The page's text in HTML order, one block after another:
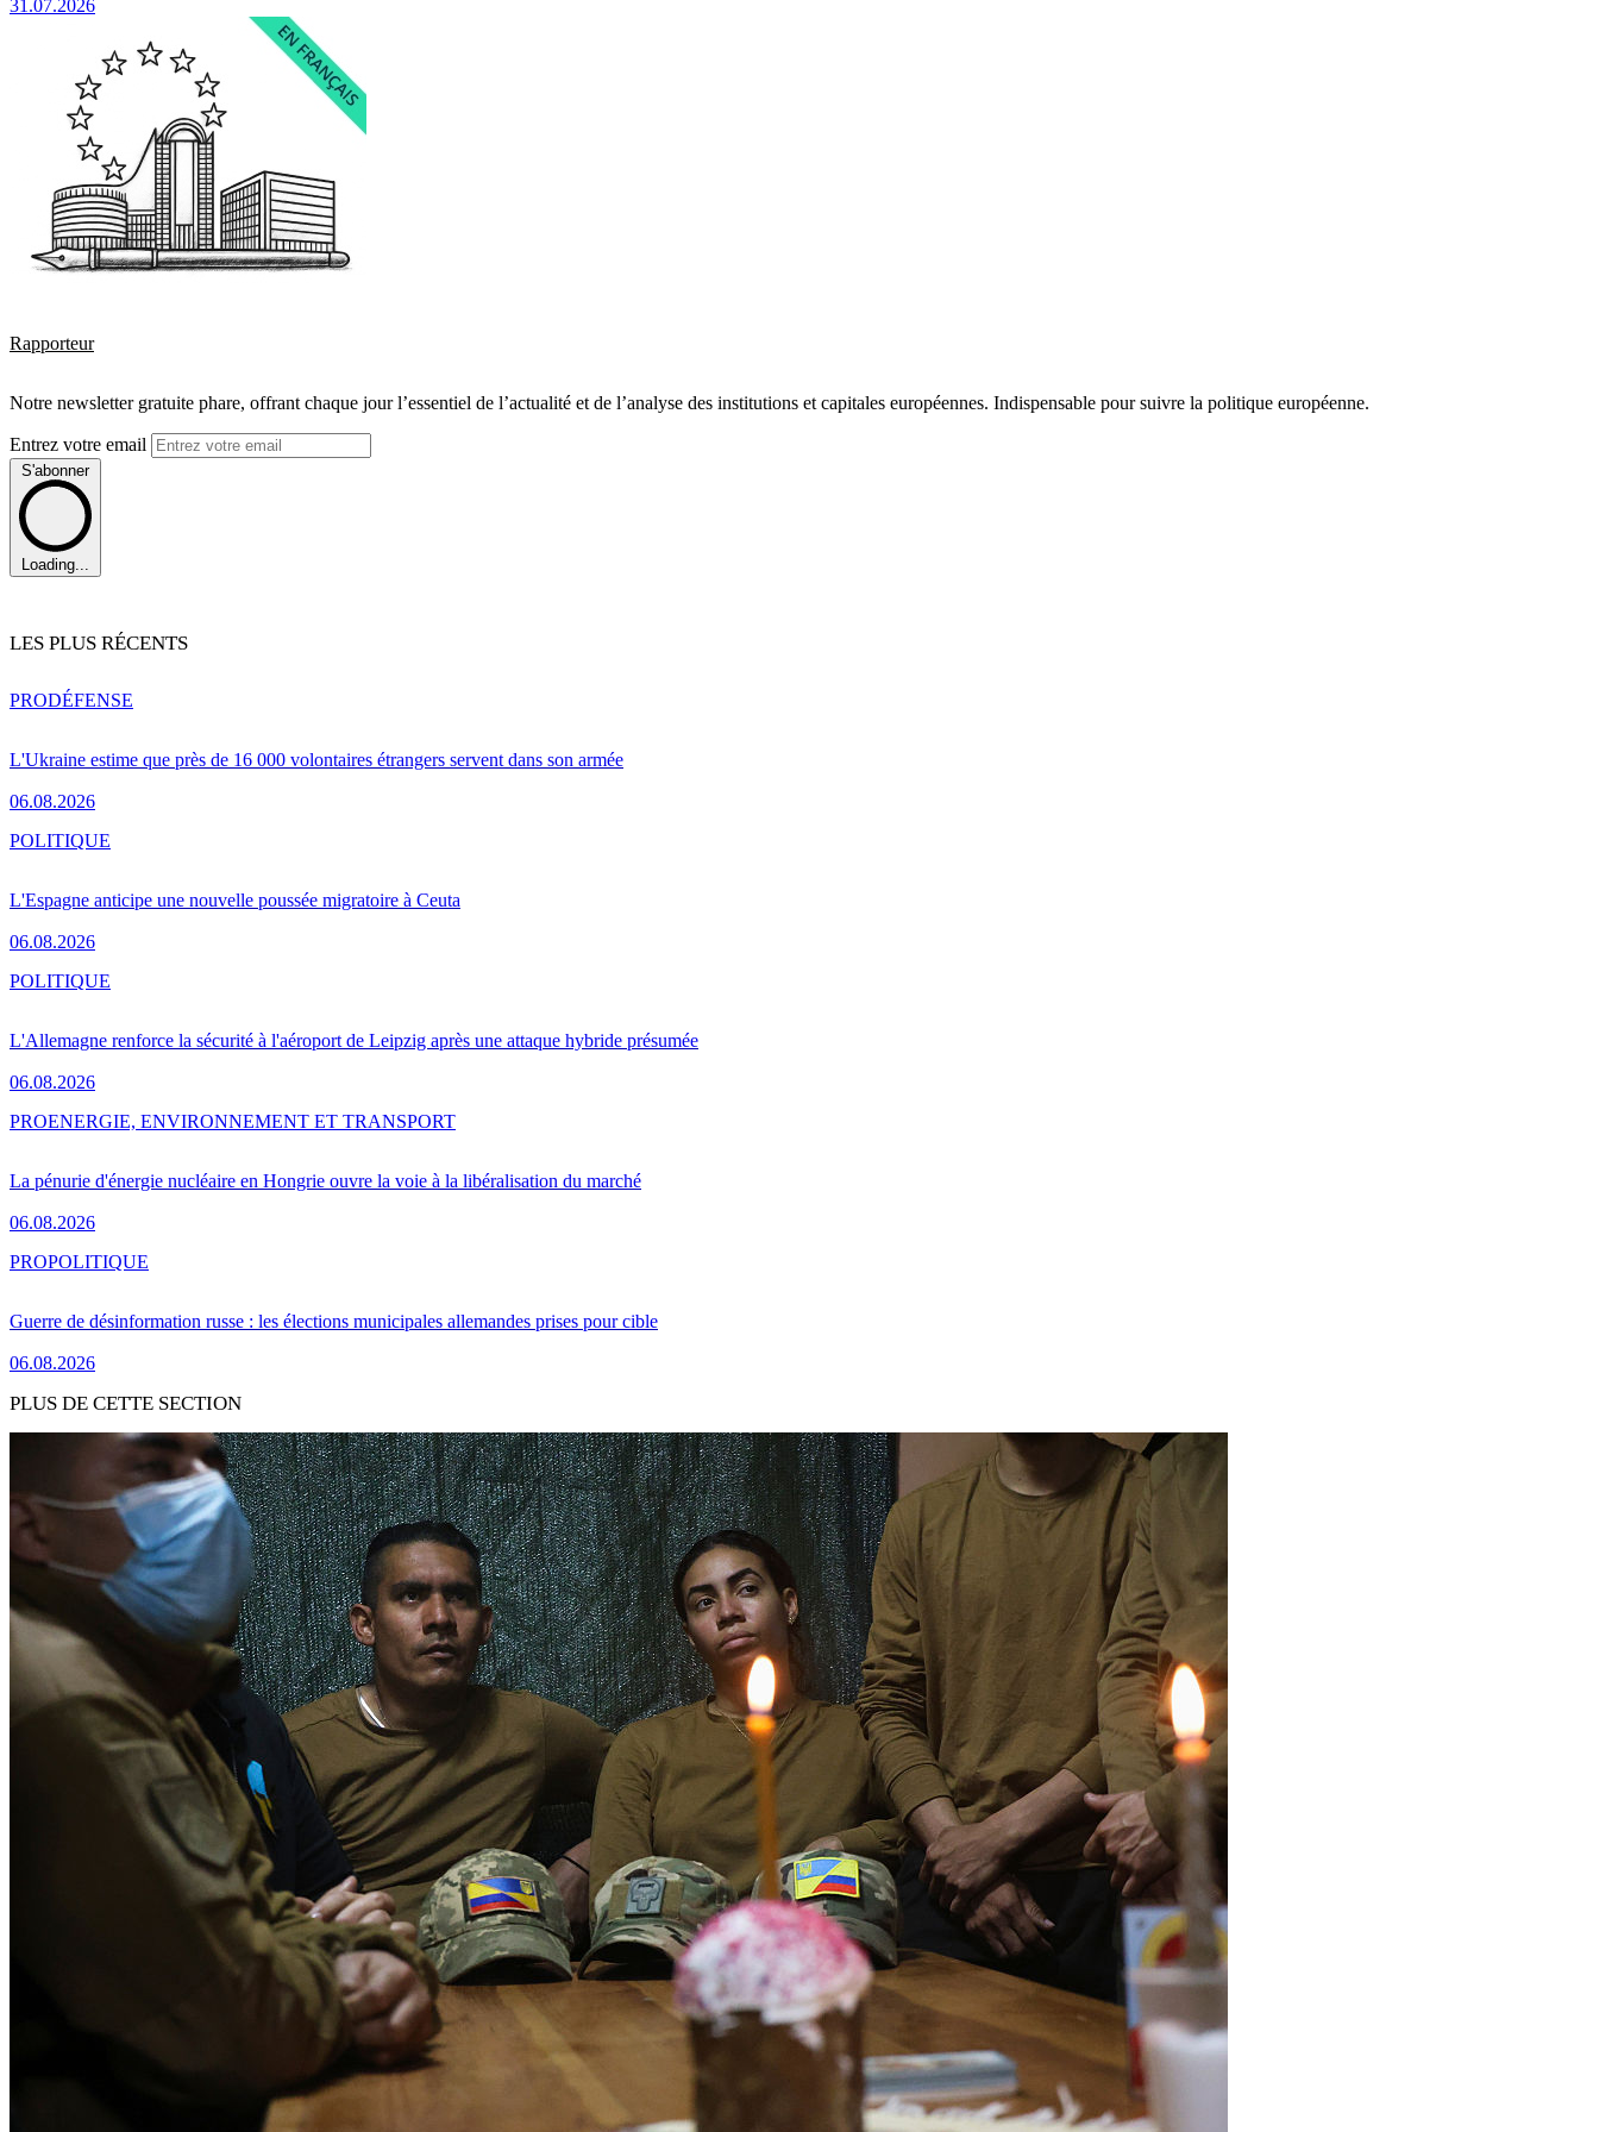
31.07.2026
Rapporteur
Notre newsletter gratuite phare, offrant chaque jour l’essentiel de l’actualité et de l’analyse des institutions et capitales européennes. Indispensable pour suivre la politique européenne.
Entrez votre email
S'abonner
Loading...
LES PLUS RÉCENTS
L'Ukraine estime que près de 16 000 volontaires étrangers servent dans son armée
06.08.2026
PRODÉFENSE
L'Espagne anticipe une nouvelle poussée migratoire à Ceuta
06.08.2026
POLITIQUE
L'Allemagne renforce la sécurité à l'aéroport de Leipzig après une attaque hybride présumée
06.08.2026
POLITIQUE
La pénurie d'énergie nucléaire en Hongrie ouvre la voie à la libéralisation du marché
06.08.2026
PROENERGIE, ENVIRONNEMENT ET TRANSPORT
Guerre de désinformation russe : les élections municipales allemandes prises pour cible
06.08.2026
PROPOLITIQUE
PLUS DE CETTE SECTION